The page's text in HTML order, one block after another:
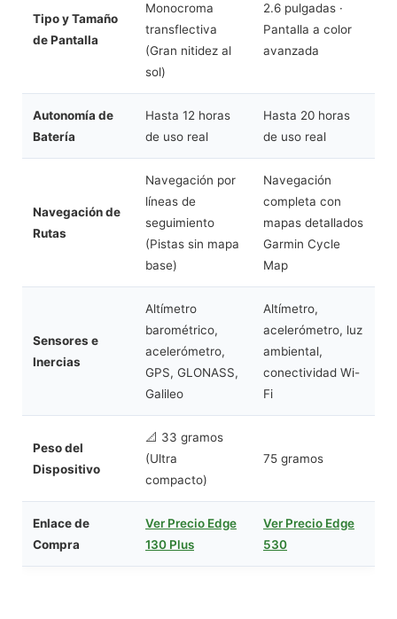
Tipo y Tamaño
de Pantalla
Monocroma
transflectiva
(Gran nitidez al
sol)
2.6 pulgadas ·
Pantalla a color
avanzada
Autonomía de
Batería
Hasta 12 horas
de uso real
Hasta 20 horas
de uso real
Navegación de
Rutas
Navegación por
líneas de
seguimiento
(Pistas sin mapa
base)
Navegación
completa con
mapas detallados
Garmin Cycle
Map
Sensores e
Inercias
Altímetro
barométrico,
acelerómetro,
GPS, GLONASS,
Galileo
Altímetro,
acelerómetro, luz
ambiental,
conectividad Wi-
Fi
Peso del
Dispositivo
📐 33 gramos
(Ultra
compacto)
75 gramos
Enlace de
Compra
Ver Precio Edge
130 Plus
Ver Precio Edge
530